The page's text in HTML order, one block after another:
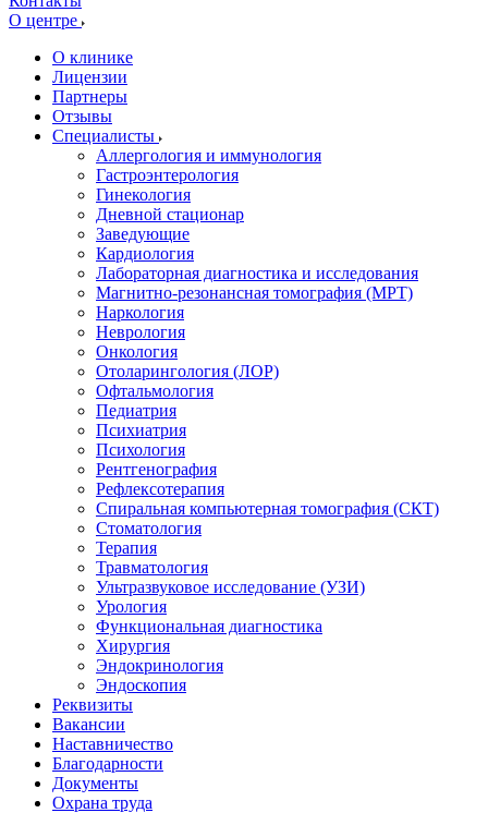
О центре
О клинике
Лицензии
Партнеры
Отзывы
Специалисты
Аллергология и иммунология
Гастроэнтерология
Гинекология
Дневной стационар
Заведующие
Кардиология
Лабораторная диагностика и исследования
Магнитно-резонансная томография (МРТ)
Наркология
Неврология
Онкология
Отоларингология (ЛОР)
Офтальмология
Педиатрия
Психиатрия
Психология
Рентгенография
Рефлексотерапия
Спиральная компьютерная томография (СКТ)
Стоматология
Терапия
Травматология
Ультразвуковое исследование (УЗИ)
Урология
Функциональная диагностика
Хирургия
Эндокринология
Эндоскопия
Реквизиты
Вакансии
Наставничество
Благодарности
Документы
Охрана труда